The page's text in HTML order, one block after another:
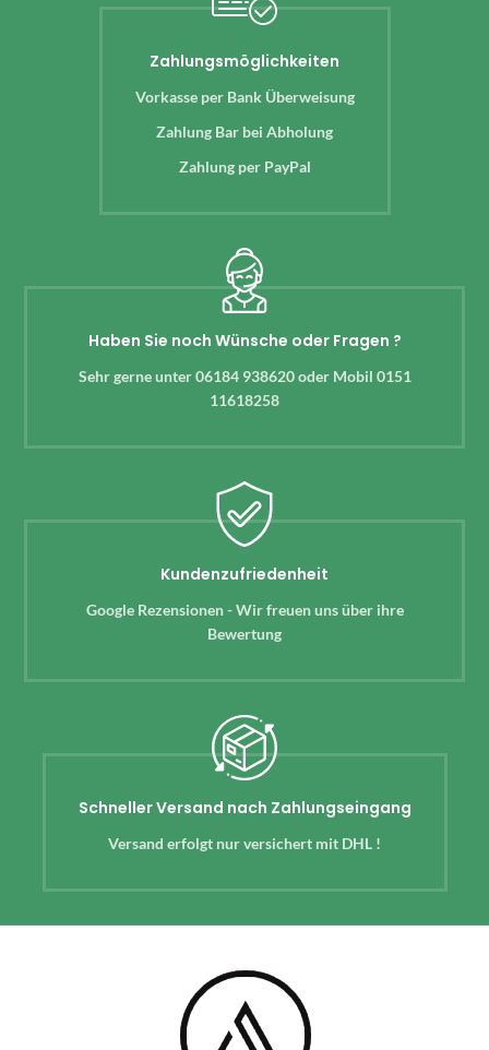
Zahlungsmöglichkeiten
Vorkasse per Bank Überweisung
Zahlung Bar bei Abholung
Zahlung per PayPal
Haben Sie noch Wünsche oder Fragen ?
Sehr gerne unter 06184 938620 oder Mobil 0151
11618258
Kundenzufriedenheit
Google Rezensionen - Wir freuen uns über ihre
Bewertung
Schneller Versand nach Zahlungseingang
Versand erfolgt nur versichert mit DHL !